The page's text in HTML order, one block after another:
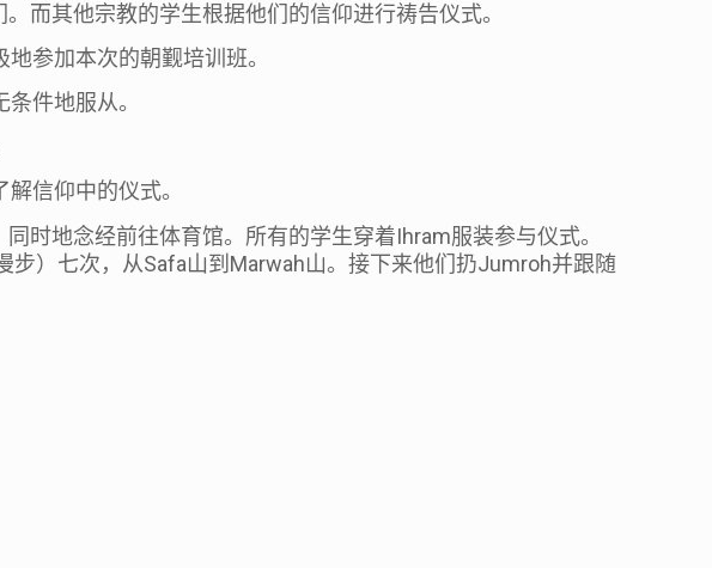
而其他宗教的学生根据他们的信仰进行祷告仪式。
参加本次的朝觐培训班。
件地服从。
信仰中的仪式。
同时地念经前往体育馆。所有的学生穿着Ihram服装参与仪式。
步）七次，从Safa山到 Marwah山。接下来他们扔Jumroh并跟随